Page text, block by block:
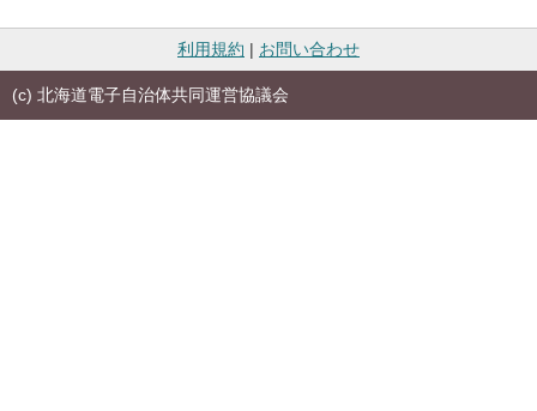
利用規約 | お問い合わせ
(c) 北海道電子自治体共同運営協議会